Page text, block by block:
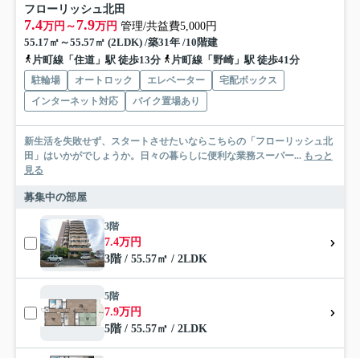
フローリッシュ北田
7.4万円～ 7.9万円 管理/共益費5,000円
55.17㎡～55.57㎡ (2LDK) /築31年 /10階建
片町線「住道」駅 徒歩13分
片町線「野崎」駅 徒歩41分
駐輪場 オートロック エレベーター
宅配ボックス
インターネット対応
バイク置場あり
新生活を失敗せず、スタートさせたいならこちらの「フローリッシュ北
田」はいかがでしょうか。日々の暮らしに便利な業務スーパー... もっと
見る
募集中の部屋
3階
7.4万円
3階 / 55.57㎡ / 2LDK
5階
7.9万円
5階 / 55.57㎡ / 2LDK